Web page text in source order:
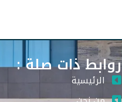
روابط ذات صلة :
الرئيسية